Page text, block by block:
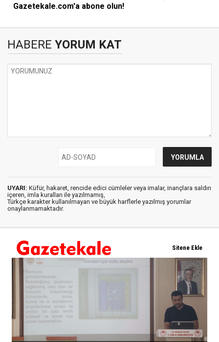
Gazetekale.com'a abone olun!
HABERE YORUM KAT
UYARI: Küfür, hakaret, rencide edici cümleler veya imalar, inançlara saldırı
içeren, imla kuralları ile yazılmamış,
Türkçe karakter kullanılmayan ve büyük harflerle yazılmış yorumlar
onaylanmamaktadır.